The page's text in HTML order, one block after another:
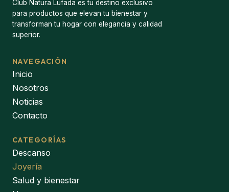
Club Natura Lufada es tu destino exclusivo
para productos que elevan tu bienestar y
transforman tu hogar con elegancia y calidad
superior.
NAVEGACIÓN
Inicio
Nosotros
Noticias
Contacto
CATEGORÍAS
Descanso
Joyería
Salud y bienestar